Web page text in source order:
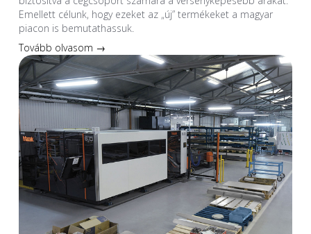
Emellett célunk, hogy ezeket az „új” termékeket a magyar
piacon is bemutathassuk.
Tovább olvasom →